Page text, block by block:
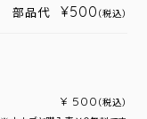
部品代 ¥500 （税込）
¥ 500 （税込）